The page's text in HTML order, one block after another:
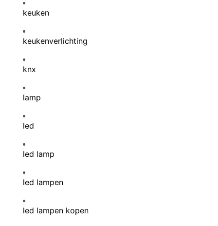
keuken
keukenverlichting
knx
lamp
led
led lamp
led lampen
led lampen kopen